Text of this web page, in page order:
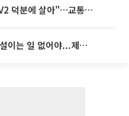
'굿 윌 헌팅' 배우 "기아 EV2 덕분에 살아"…교통사고 후 안전성 극찬
李대통령 “청년이 결혼 망설이는 일 없어야...제도상 불이익 조사”